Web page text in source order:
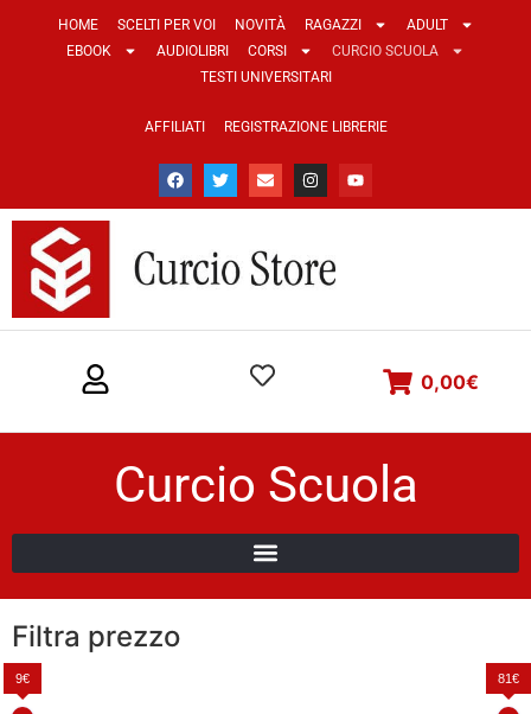
HOME SCELTI PER VOI NOVITÀ RAGAZZI
ADULT
EBOOK
AUDIOLIBRI CORSI
CURCIO SCUOLA
TESTI UNIVERSITARI
AFFILIATI REGISTRAZIONE LIBRERIE
0,00€
Curcio Scuola
Filtra prezzo
9€ 81€